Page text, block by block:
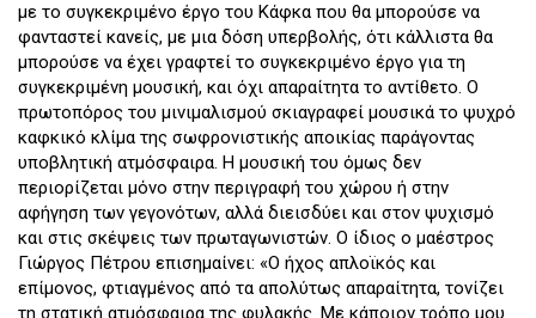
με το συγκεκριμένο έργο του Κάφκα που θα μπορούσε να
φανταστεί κανείς, με μια δόση υπερβολής, ότι κάλλιστα θα
μπορούσε να έχει γραφτεί το συγκεκριμένο έργο για τη
συγκεκριμένη μουσική, και όχι απαραίτητα το αντίθετο. Ο
πρωτοπόρος του μινιμαλισμού σκιαγραφεί μουσικά το ψυχρό
καφκικό κλίμα της σωφρονιστικής αποικίας παράγοντας
υποβλητική ατμόσφαιρα. Η μουσική του όμως δεν
περιορίζεται μόνο στην περιγραφή του χώρου ή στην
αφήγηση των γεγονότων, αλλά διεισδύει και στον ψυχισμό
και στις σκέψεις των πρωταγωνιστών. Ο ίδιος ο μαέστρος
Γιώργος Πέτρου επισημαίνει: «Ο ήχος απλοϊκός και
επίμονος, φτιαγμένος από τα απολύτως απαραίτητα, τονίζει
τη στατική ατμόσφαιρα της φυλακής. Με κάποιον τρόπο μου